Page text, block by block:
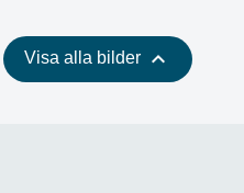
Visa alla bilder keyboard_arrow_up